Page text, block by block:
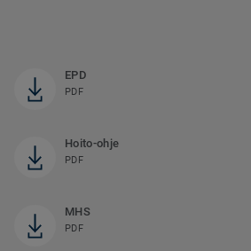
EPD
PDF
Hoito-ohje
PDF
MHS
PDF